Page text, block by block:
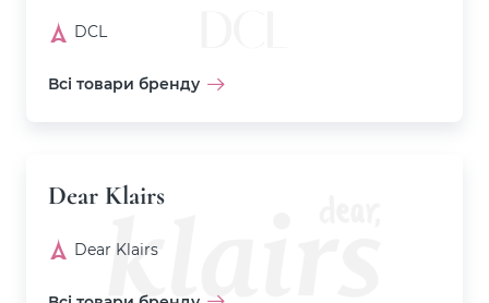
DCL
Всі товари бренду
Dear Klairs
Dear Klairs